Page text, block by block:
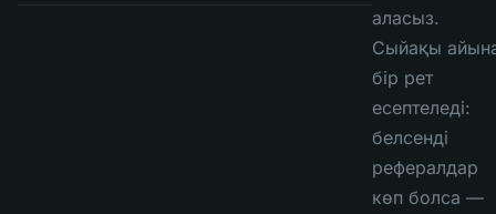
аласыз.
Сыйақы
бір рет
есептеледі:
белсенді
рефералдар
көп болса —